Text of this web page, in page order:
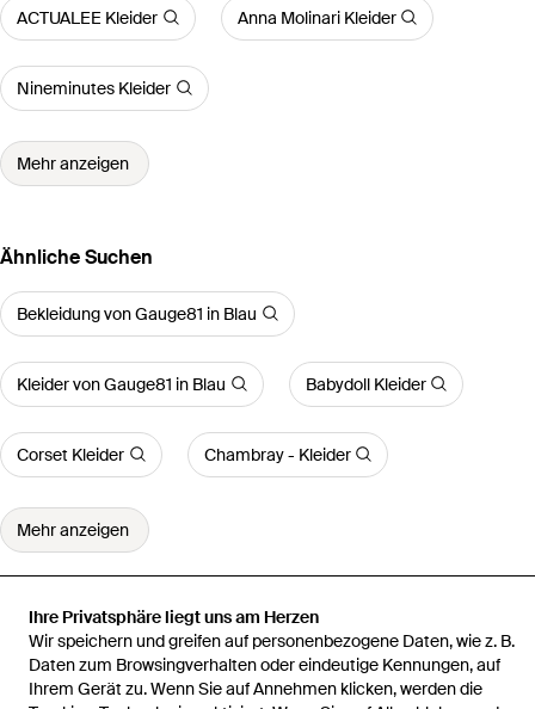
Ihre Privatsphäre liegt uns am Herzen
Wir speichern und greifen auf personenbezogene Daten, wie z. B.
Daten zum Browsingverhalten oder eindeutige Kennungen, auf
Ihrem Gerät zu. Wenn Sie auf Annehmen klicken, werden die
ACTUALEE Kleider Anna Molinari Kleider
Nineminutes Kleider
Mehr anzeigen
Ähnliche Suchen
Bekleidung von Gauge81 in Blau
Kleider von Gauge81 in Blau Babydoll Kleider
Corset Kleider Chambray - Kleider
Mehr anzeigen
Startseite Damen Kleider GAUGE81 Kleider Misaki Minikleid